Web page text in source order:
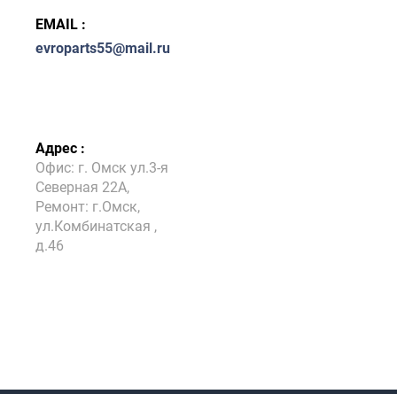
EMAIL :
evroparts55@mail.ru
Адрес :
Офис: г. Омск ул.3-я
Северная 22А,
Ремонт: г.Омск,
ул.Комбинатская ,
д.46